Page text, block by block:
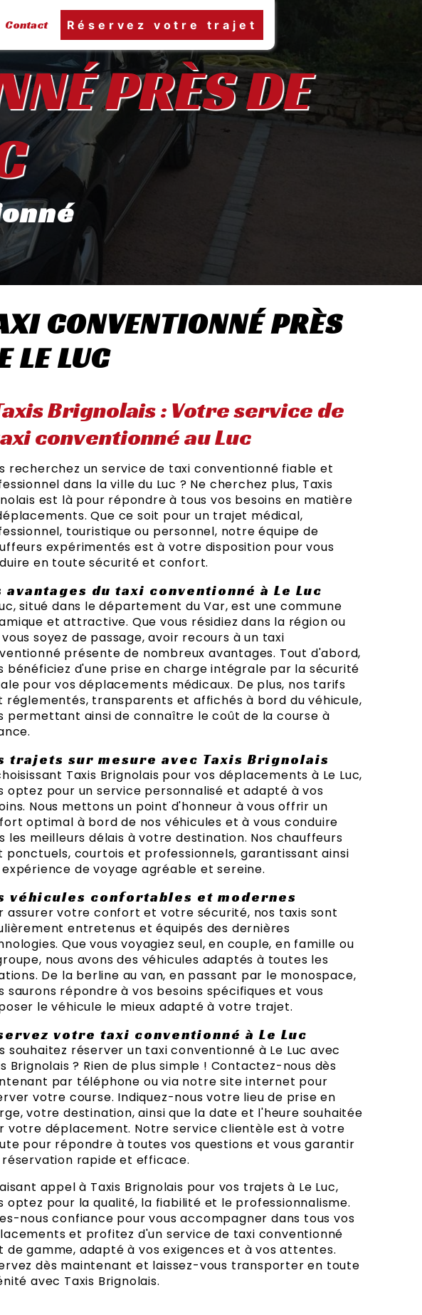
Contact Réservez votre trajet
PRÈS DE
CONVENTIONNÉ PRÈS
LE LUC
Brignolais : Votre service de
conventionné au Luc
recherchez un service de taxi conventionné fiable et
dans la ville du Luc ? Ne cherchez plus, Taxis
est là pour répondre à tous vos besoins en matière
Que ce soit pour un trajet médical,
touristique ou personnel, notre équipe de
expérimentés est à votre disposition pour vous
en toute sécurité et confort.
avantages du taxi conventionné à Le Luc
situé dans le département du Var, est une commune
et attractive. Que vous résidiez dans la région ou
soyez de passage, avoir recours à un taxi
présente de nombreux avantages. Tout d'abord,
bénéficiez d'une prise en charge intégrale par la sécurité
pour vos déplacements médicaux. De plus, nos tarifs
réglementés, transparents et affichés à bord du véhicule,
permettant ainsi de connaître le coût de la course à
trajets sur mesure avec Taxis Brignolais
Taxis Brignolais pour vos déplacements à Le Luc,
optez pour un service personnalisé et adapté à vos
Nous mettons un point d'honneur à vous offrir un
optimal à bord de nos véhicules et à vous conduire
les meilleurs délais à votre destination. Nos chauffeurs
ponctuels, courtois et professionnels, garantissant ainsi
expérience de voyage agréable et sereine.
véhicules confortables et modernes
assurer votre confort et votre sécurité, nos taxis sont
entretenus et équipés des dernières
Que vous voyagiez seul, en couple, en famille ou
nous avons des véhicules adaptés à toutes les
De la berline au van, en passant par le monospace,
saurons répondre à vos besoins spécifiques et vous
le véhicule le mieux adapté à votre trajet.
votre taxi conventionné à Le Luc
souhaitez réserver un taxi conventionné à Le Luc avec
Brignolais ? Rien de plus simple ! Contactez-nous dès
par téléphone ou via notre site internet pour
votre course. Indiquez-nous votre lieu de prise en
votre destination, ainsi que la date et l'heure souhaitée
votre déplacement. Notre service clientèle est à votre
pour répondre à toutes vos questions et vous garantir
réservation rapide et efficace.
appel à Taxis Brignolais pour vos trajets à Le Luc,
optez pour la qualité, la fiabilité et le professionnalisme.
nous confiance pour vous accompagner dans tous vos
et profitez d'un service de taxi conventionné
de gamme, adapté à vos exigences et à vos attentes.
dès maintenant et laissez-vous transporter en toute
avec Taxis Brignolais.